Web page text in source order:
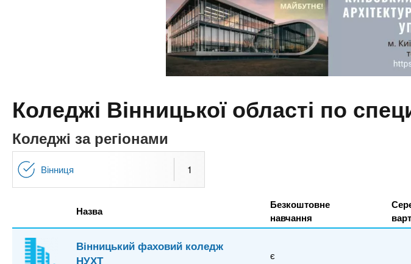
.
i
n
f
o
а
д
і
в
Коледжі Вінницької області по
Коледжі за регіонами
Вінниця 1
Назва
Безкоштовне
навчання
Вінницький фаховий коледж
НУХТ
є